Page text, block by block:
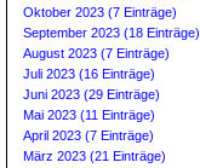
Oktober 2023 (7 Einträge)
September 2023 (18 Einträge)
August 2023 (7 Einträge)
Juli 2023 (16 Einträge)
Juni 2023 (29 Einträge)
Mai 2023 (11 Einträge)
April 2023 (7 Einträge)
März 2023 (21 Einträge)